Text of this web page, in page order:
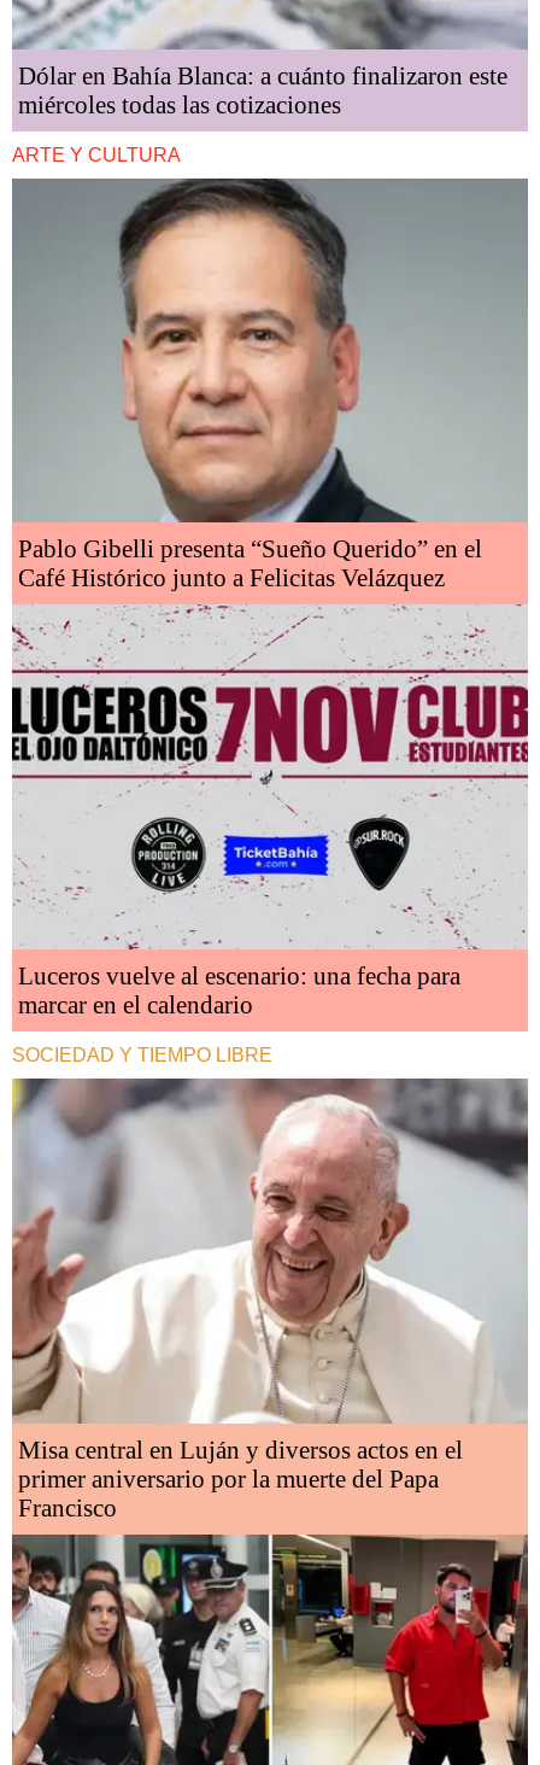
Dólar en Bahía Blanca: a cuánto finalizaron este
miércoles todas las cotizaciones
ARTE Y CULTURA
Pablo Gibelli presenta “Sueño Querido” en el
Café Histórico junto a Felicitas Velázquez
Luceros vuelve al escenario: una fecha para
marcar en el calendario
SOCIEDAD Y TIEMPO LIBRE
Misa central en Luján y diversos actos en el
primer aniversario por la muerte del Papa
Francisco